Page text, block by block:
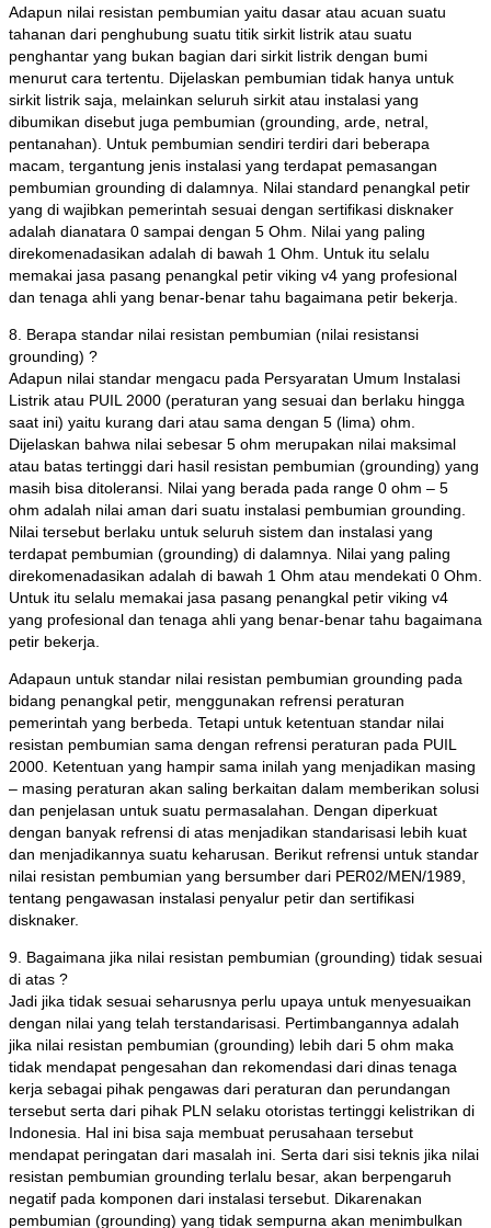
Adapun nilai resistan pembumian yaitu dasar atau acuan suatu
tahanan dari penghubung suatu titik sirkit listrik atau suatu
penghantar yang bukan bagian dari sirkit listrik dengan bumi
menurut cara tertentu. Dijelaskan pembumian tidak hanya untuk
sirkit listrik saja, melainkan seluruh sirkit atau instalasi yang
dibumikan disebut juga pembumian (grounding, arde, netral,
pentanahan). Untuk pembumian sendiri terdiri dari beberapa
macam, tergantung jenis instalasi yang terdapat pemasangan
pembumian grounding di dalamnya. Nilai standard penangkal petir
yang di wajibkan pemerintah sesuai dengan sertifikasi disknaker
adalah dianatara 0 sampai dengan 5 Ohm. Nilai yang paling
direkomenadasikan adalah di bawah 1 Ohm. Untuk itu selalu
memakai jasa pasang penangkal petir viking v4 yang profesional
dan tenaga ahli yang benar-benar tahu bagaimana petir bekerja.
8. Berapa standar nilai resistan pembumian (nilai resistansi
grounding) ?
Adapun nilai standar mengacu pada Persyaratan Umum Instalasi
Listrik atau PUIL 2000 (peraturan yang sesuai dan berlaku hingga
saat ini) yaitu kurang dari atau sama dengan 5 (lima) ohm.
Dijelaskan bahwa nilai sebesar 5 ohm merupakan nilai maksimal
atau batas tertinggi dari hasil resistan pembumian (grounding) yang
masih bisa ditoleransi. Nilai yang berada pada range 0 ohm – 5
ohm adalah nilai aman dari suatu instalasi pembumian grounding.
Nilai tersebut berlaku untuk seluruh sistem dan instalasi yang
terdapat pembumian (grounding) di dalamnya. Nilai yang paling
direkomenadasikan adalah di bawah 1 Ohm atau mendekati 0 Ohm.
Untuk itu selalu memakai jasa pasang penangkal petir viking v4
yang profesional dan tenaga ahli yang benar-benar tahu bagaimana
petir bekerja.
Adapaun untuk standar nilai resistan pembumian grounding pada
bidang penangkal petir, menggunakan refrensi peraturan
pemerintah yang berbeda. Tetapi untuk ketentuan standar nilai
resistan pembumian sama dengan refrensi peraturan pada PUIL
2000. Ketentuan yang hampir sama inilah yang menjadikan masing
– masing peraturan akan saling berkaitan dalam memberikan solusi
dan penjelasan untuk suatu permasalahan. Dengan diperkuat
dengan banyak refrensi di atas menjadikan standarisasi lebih kuat
dan menjadikannya suatu keharusan. Berikut refrensi untuk standar
nilai resistan pembumian yang bersumber dari PER02/MEN/1989,
tentang pengawasan instalasi penyalur petir dan sertifikasi
disknaker.
9. Bagaimana jika nilai resistan pembumian (grounding) tidak sesuai
di atas ?
Jadi jika tidak sesuai seharusnya perlu upaya untuk menyesuaikan
dengan nilai yang telah terstandarisasi. Pertimbangannya adalah
jika nilai resistan pembumian (grounding) lebih dari 5 ohm maka
tidak mendapat pengesahan dan rekomendasi dari dinas tenaga
kerja sebagai pihak pengawas dari peraturan dan perundangan
tersebut serta dari pihak PLN selaku otoristas tertinggi kelistrikan di
Indonesia. Hal ini bisa saja membuat perusahaan tersebut
mendapat peringatan dari masalah ini. Serta dari sisi teknis jika nilai
resistan pembumian grounding terlalu besar, akan berpengaruh
negatif pada komponen dari instalasi tersebut. Dikarenakan
pembumian (grounding) yang tidak sempurna akan menimbulkan